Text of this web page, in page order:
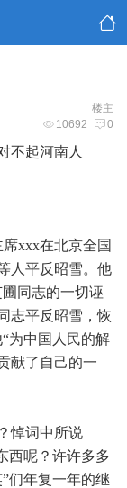
楼主
10692 0
不起河南人
xxx在北京全国
人平反昭雪。他
同志的一切诬
志平反昭雪，恢
为中国人民的解
献了自己的一
悼词中所说
西呢？许许多多
们年复一年的继